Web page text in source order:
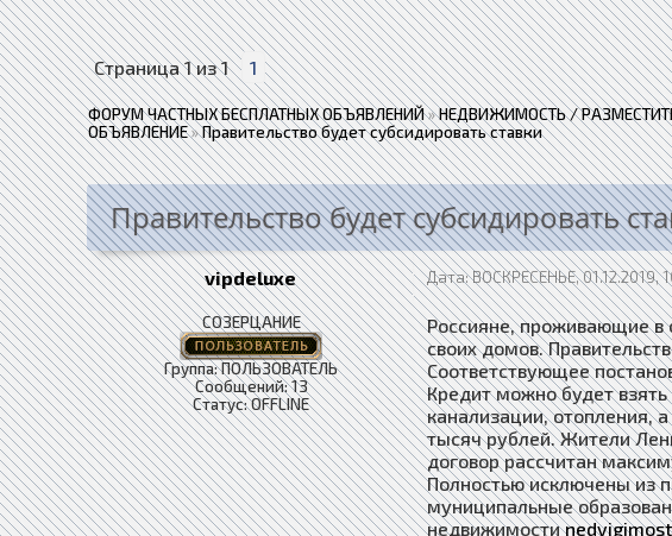
Страница1из1 1
ФОРУМ ЧАСТНЫХ БЕСПЛАТНЫХ ОБЪЯВЛЕНИЙ»НЕДВИЖИМОСТЬ /
ОБЪЯВЛЕНИЕ»Правительство будет субсидировать ставки
Правительство будет субсидировать
vipdeluxe Дата: ВОСКРЕСЕНЬЕ, 01.12.2019,
СОЗЕРЦАНИЕ
Группа: ПОЛЬЗОВАТЕЛЬ
Сообщений:13
Статус:OFFLINE
Россияне, проживающие в
своих домов.
Соответствующее
Кредит можно будет
канализации, отопления,
тысяч рублей. Жители
договор рассчитан
Полностью исключены из
муниципальные
недвижимости